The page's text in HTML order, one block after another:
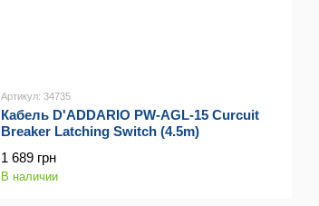
Артикул: 34735
Кабель D'ADDARIO PW-AGL-15 Curcuit
Breaker Latching Switch (4.5m)
1 689 грн
В наличии